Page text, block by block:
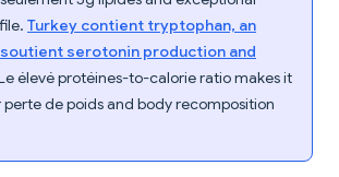
Turkey contient tryptophan, an
serotonin production and
élevé protéines-to-calorie ratio makes it
de poids and body recomposition